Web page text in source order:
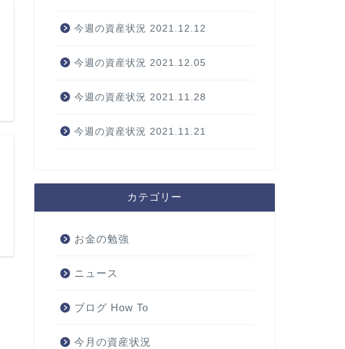
今週の資産状況 2021.12.12
今週の資産状況 2021.12.05
今週の資産状況 2021.11.28
今週の資産状況 2021.11.21
カテゴリー
お金の勉強
ニュース
ブログ How To
今月の資産状況